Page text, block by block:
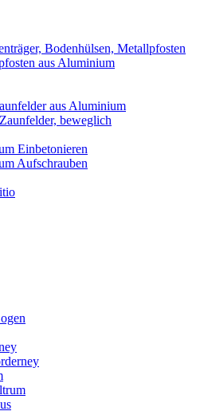
Bodenhülsen, Metallpfosten
aus Aluminium
aus Aluminium
beweglich
Einbetonieren
Aufschrauben